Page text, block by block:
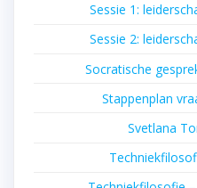
Sessie 1:
Sessie 2:
Socratische
Stappenplan
Svetlana